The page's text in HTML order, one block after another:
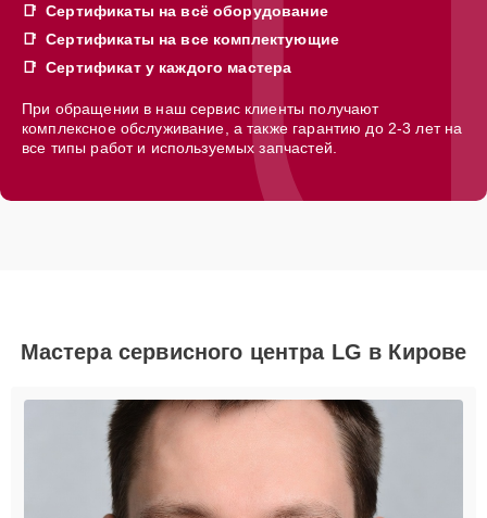
Сертификаты на всё оборудование
Сертификаты на все комплектующие
Сертификат у каждого мастера
При обращении в наш сервис клиенты получают
комплексное обслуживание, а также гарантию до 2-3 лет на
все типы работ и используемых запчастей.
Мастера сервисного центра LG в Кирове